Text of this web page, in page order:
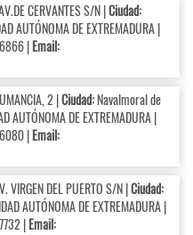
CERVANTES S/N |Ciudad:
AUTÓNOMA DE EXTREMADURA |
|Email:
2 |Ciudad:Navalmoral de
AUTÓNOMA DE EXTREMADURA |
|Email:
VIRGEN DEL PUERTO S/N |Ciudad:
AUTÓNOMA DE EXTREMADURA |
|Email: